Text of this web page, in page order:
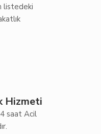
listedeki
Hizmeti
saat Acil